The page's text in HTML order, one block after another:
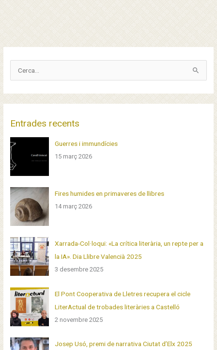
e
r
c
e
r
:
Entrades recents
Guerres i immundícies
15 març 2026
Fires humides en primaveres de llibres
14 març 2026
Xarrada-Col·loqui: «La crítica literària, un repte per a
la IA». Dia Llibre Valencià 2025
3 desembre 2025
El Pont Cooperativa de Lletres recupera el cicle
LiterActual de trobades literàries a Castelló
2 novembre 2025
Josep Usó, premi de narrativa Ciutat d’Elx 2025